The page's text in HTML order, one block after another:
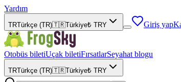
Yardım
TRTürkçe (TR)🇹🇷Türkiye₺ TRY Giriş yap
Otobüs biletiUçak biletiFırsatlarSeyahat blogu
TRTürkçe (TR)🇹🇷Türkiye₺ TRY